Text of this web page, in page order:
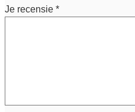
Je recensie *